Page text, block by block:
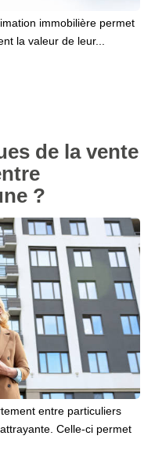
immobilière permet
la valeur de leur...
de la vente
?
entre particuliers
Celle-ci permet